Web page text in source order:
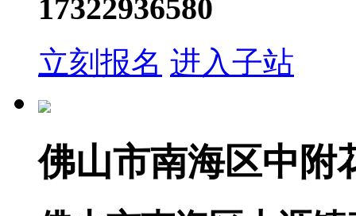
17322936580
立刻报名 进入子站
佛山市南海区中附